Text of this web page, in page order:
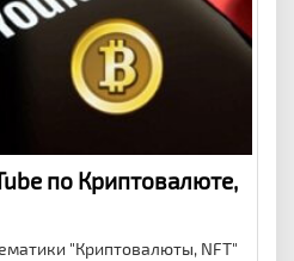
по Криптовалюте,
"Криптовалюты, NFT"